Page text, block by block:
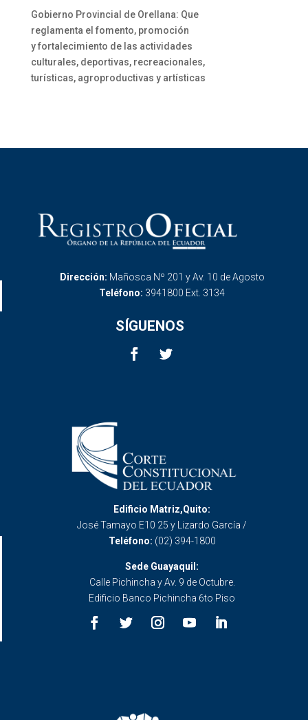
Gobierno Provincial de Orellana: Que
reglamenta el fomento, promoción
y fortalecimiento de las actividades
culturales, deportivas, recreacionales,
turísticas, agroproductivas y artísticas
Dirección: Mañosca Nº 201 y Av. 10 de Agosto
Teléfono: 3941800 Ext. 3134
SÍGUENOS
Edificio Matriz,Quito:
José Tamayo E10 25 y Lizardo García /
Teléfono: (02) 394-1800
Sede Guayaquil:
Calle Pichincha y Av. 9 de Octubre.
Edificio Banco Pichincha 6to Piso